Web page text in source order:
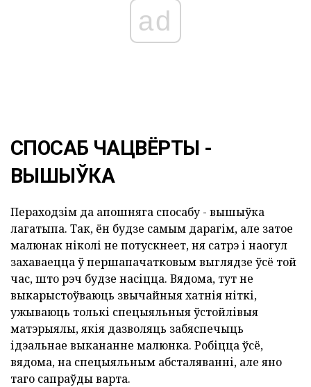
ad
СПОСАБ ЧАЦВЁРТЫ -
ВЫШЫЎКА
Пераходзім да апошняга спосабу - вышыўка
лагатыпа. Так, ён будзе самым дарагім, але затое
малюнак ніколі не потускнеет, ня сатрэ і наогул
захаваецца ў першапачатковым выглядзе ўсё той
час, што рэч будзе насіцца. Вядома, тут не
выкарыстоўваюць звычайныя хатнія ніткі,
ужываюць толькі спецыяльныя ўстойлівыя
матэрыялы, якія дазволяць забяспечыць
ідэальнае выкананне малюнка. Робіцца ўсё,
вядома, на спецыяльным абсталяванні, але яно
таго сапраўды варта.